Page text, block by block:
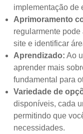
implementação de
Aprimoramento
regularmente
site e identificar
Aprendizado: Ao
aprender mais
fundamental para
Variedade de
disponíveis, cada
permitindo que
necessidades.